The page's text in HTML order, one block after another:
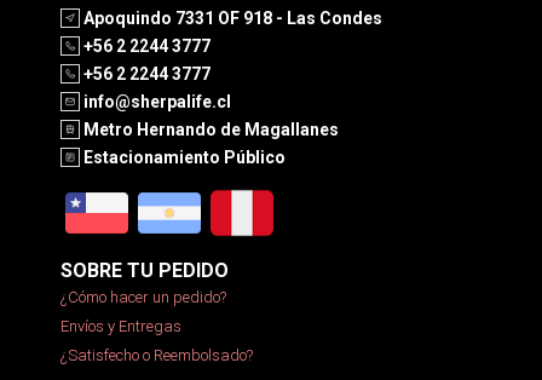
Apoquindo 7331 OF 918 - Las Condes
+56 2 2244 3777
+56 2 2244 3777
info@sherpalife.cl
Metro Hernando de Magallanes
Estacionamiento Público
SOBRE TU PEDIDO
¿Cómo hacer un pedido?
Envíos y Entregas
¿Satisfecho o Reembolsado?